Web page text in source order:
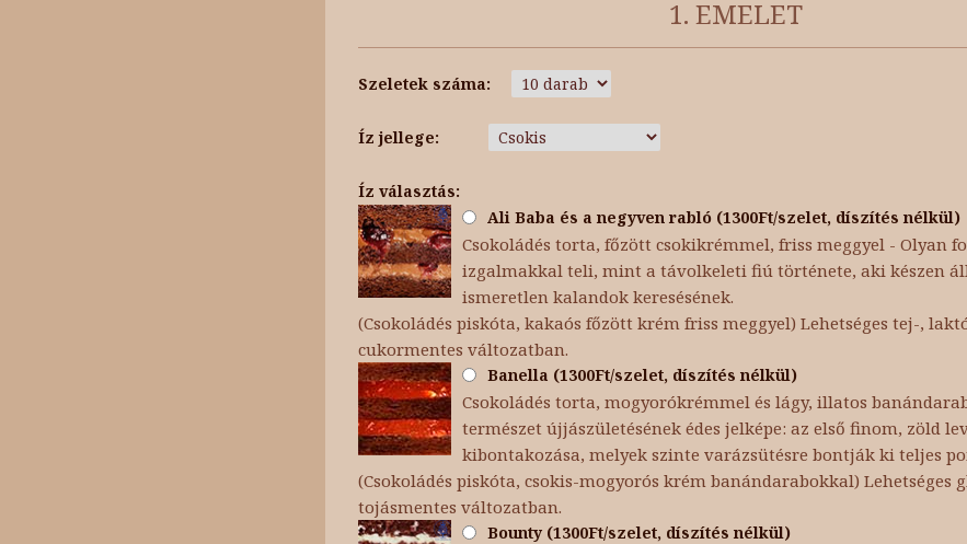
1. EMELET
Szeletek száma:
Íz jellege:
Íz választás:
Ali Baba és a negyven rabló (1300Ft/szelet, díszítés nélkül)
Csokoládés torta, főzött csokikrémmel, friss meggyel - Olyan
izgalmakkal teli, mint a távolkeleti fiú története, aki készen
ismeretlen kalandok keresésének.
(Csokoládés piskóta, kakaós főzött krém friss meggyel) Lehetséges tej-,
cukormentes változatban.
Banella (1300Ft/szelet, díszítés nélkül)
Csokoládés torta, mogyorókrémmel és lágy, illatos
természet újjászületésének édes jelképe: az első finom, zöld
kibontakozása, melyek szinte varázsütésre bontják ki teljes
(Csokoládés piskóta, csokis-mogyorós krém banándarabokkal) Lehetséges
tojásmentes változatban.
Bounty (1300Ft/szelet, díszítés nélkül)